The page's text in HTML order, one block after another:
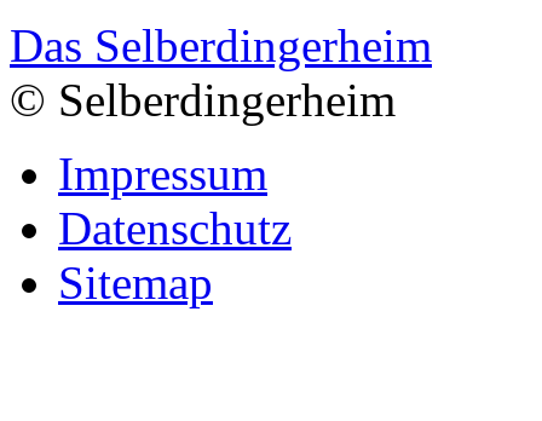
Das Selberdingerheim
© Selberdingerheim
Impressum
Datenschutz
Sitemap